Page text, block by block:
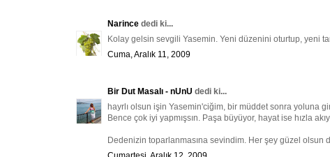
Narince dedi ki...
Kolay gelsin sevgili Yasemin. Yeni düzenini oturtup, yeni
Cuma, Aralık 11, 2009
Bir Dut Masalı - nUnU dedi ki...
hayrlı olsun işin Yasemin'ciğim, bir müddet sonra yoluna
Bence çok iyi yapmışsın. Paşa büyüyor, hayat ise hızla
Dedenizin toparlanmasına sevindim. Her şey güzel olsun